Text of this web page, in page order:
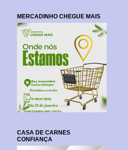
MERCADINHO CHEGUE MAIS
CASA DE CARNES
CONFIANÇA